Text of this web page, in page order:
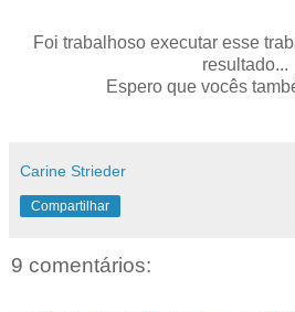
Foi trabalhoso executar esse
resultado...
Espero que vocês
Carine Strieder
Compartilhar
9 comentários: